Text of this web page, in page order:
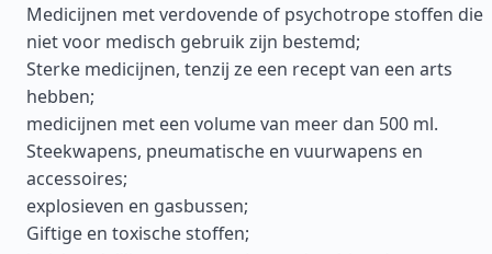
Medicijnen met verdovende of psychotrope stoffen die
niet voor medisch gebruik zijn bestemd;
Sterke medicijnen, tenzij ze een recept van een arts
hebben;
medicijnen met een volume van meer dan 500 ml.
Steekwapens, pneumatische en vuurwapens en
accessoires;
explosieven en gasbussen;
Giftige en toxische stoffen;